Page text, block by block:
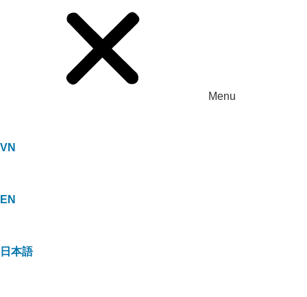
Menu
VN
EN
日本語